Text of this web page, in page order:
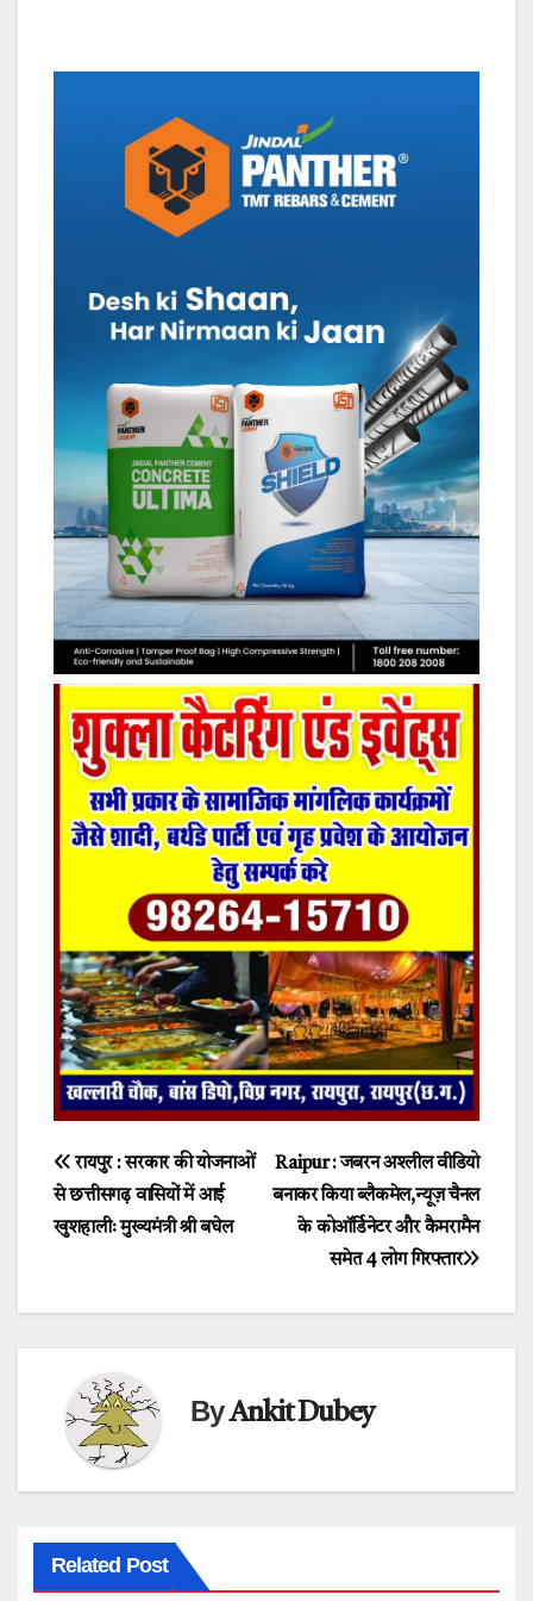
Post
navigation
Raipur : जबरन अश्लील वीडियो
बनाकर किया ब्लैकमेल,न्यूज़ चैनल
के कोऑर्डिनेटर और कैमरामैन
समेत 4 लोग गिरफ्तार
रायपुर : सरकार की योजनाओं
से छत्तीसगढ़ वासियों में आई
खुशहालीः मुख्यमंत्री श्री बघेल
ByAnkit Dubey
Related Post